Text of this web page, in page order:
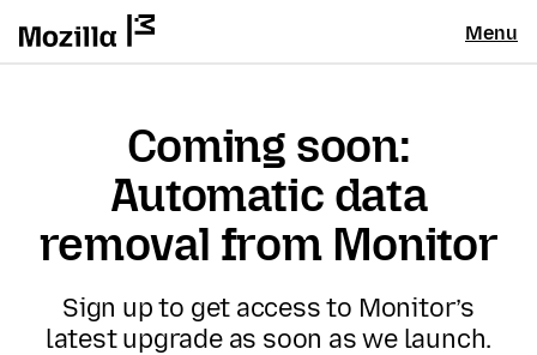
Menu
Coming soon:
Automatic data
removal from Monitor
Sign up to get access to Monitor’s
latest upgrade as soon as we launch.